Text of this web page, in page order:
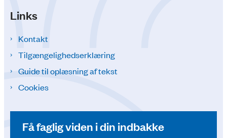
Links
Kontakt
Tilgængelighedserklæring
Guide til oplæsning af tekst
Cookies
Få faglig viden i din indbakke